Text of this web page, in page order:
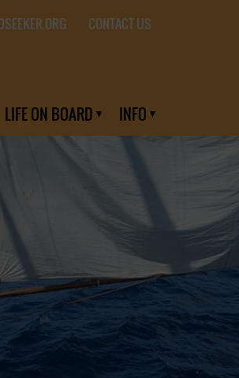
CONTACT US
LIFE ON BOARD INFO